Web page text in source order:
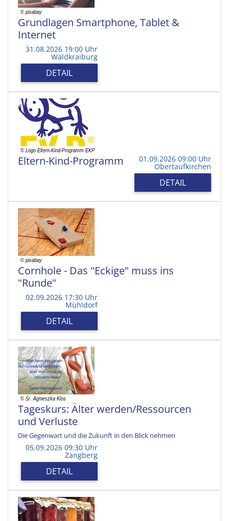
Grundlagen Smartphone, Tablet &
Internet
31.08.2026 19:00 Uhr
Waldkraiburg
DETAIL
Eltern-Kind-Programm 01.09.2026 09:00 Uhr
Obertaufkirchen
DETAIL
Cornhole - Das "Eckige" muss ins
"Runde"
02.09.2026 17:30 Uhr
Mühldorf
DETAIL
Tageskurs: Älter werden/Ressourcen
und Verluste
Die Gegenwart und die Zukunft in den Blick nehmen
05.09.2026 09:30 Uhr
Zangberg
DETAIL